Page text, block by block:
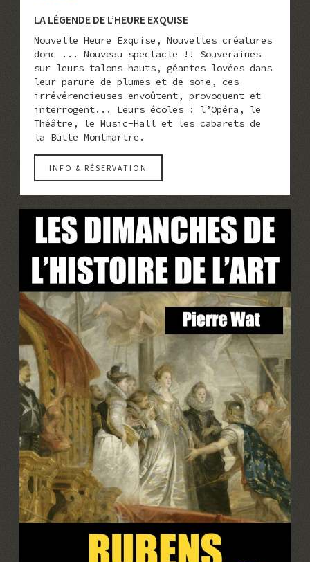
LA LÉGENDE DE L’HEURE EXQUISE
Nouvelle Heure Exquise, Nouvelles créatures
donc ... Nouveau spectacle !! Souveraines
sur leurs talons hauts, géantes lovées dans
leur parure de plumes et de soie, ces
irrévérencieuses envoûtent, provoquent et
interrogent... Leurs écoles : l’Opéra, le
Théâtre, le Music-Hall et les cabarets de
la Butte Montmartre.
INFO & RÉSERVATION